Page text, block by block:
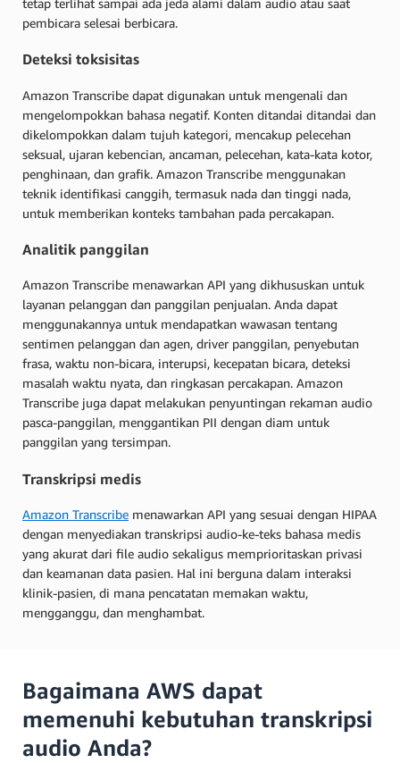
tetap terlihat sampai ada jeda alami dalam audio atau saat
pembicara selesai berbicara.
Deteksi toksisitas
Amazon Transcribe dapat digunakan untuk mengenali dan
mengelompokkan bahasa negatif. Konten ditandai ditandai dan
dikelompokkan dalam tujuh kategori, mencakup pelecehan
seksual, ujaran kebencian, ancaman, pelecehan, kata-kata kotor,
penghinaan, dan grafik. Amazon Transcribe menggunakan
teknik identifikasi canggih, termasuk nada dan tinggi nada,
untuk memberikan konteks tambahan pada percakapan.
Analitik panggilan
Amazon Transcribe menawarkan API yang dikhususkan untuk
layanan pelanggan dan panggilan penjualan. Anda dapat
menggunakannya untuk mendapatkan wawasan tentang
sentimen pelanggan dan agen, driver panggilan, penyebutan
frasa, waktu non-bicara, interupsi, kecepatan bicara, deteksi
masalah waktu nyata, dan ringkasan percakapan. Amazon
Transcribe juga dapat melakukan penyuntingan rekaman audio
pasca-panggilan, menggantikan PII dengan diam untuk
panggilan yang tersimpan.
Transkripsi medis
Amazon Transcribe menawarkan API yang sesuai dengan HIPAA
dengan menyediakan transkripsi audio-ke-teks bahasa medis
yang akurat dari file audio sekaligus memprioritaskan privasi
dan keamanan data pasien. Hal ini berguna dalam interaksi
klinik-pasien, di mana pencatatan memakan waktu,
mengganggu, dan menghambat.
Bagaimana AWS dapat
memenuhi kebutuhan transkripsi
audio Anda?